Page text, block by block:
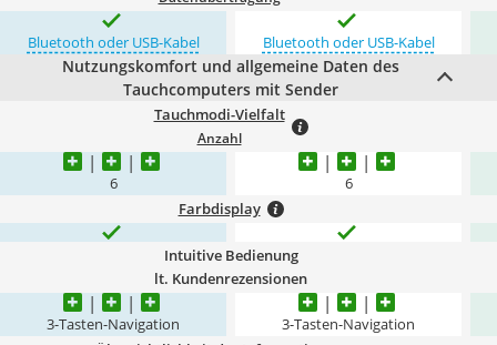
Bluetooth oder USB-Kabel Bluetooth oder USB-Kabel
Nutzungskomfort und allgemeine Daten des
Tauchcomputers mit Sender
Tauchmodi-Vielfalt
Anzahl
6 6
Farbdisplay
Intuitive Bedienung
lt. Kundenrezensionen
3-Tasten-Navigation 3-Tasten-Navigation